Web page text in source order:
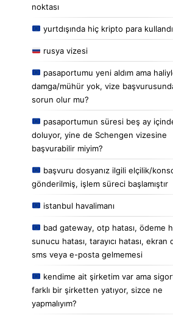
noktası
yurtdışında hiç kripto para
rusya vizesi
pasaportumu yeni aldım ama
damga/mühür yok, vize
sorun olur mu?
pasaportumun süresi beş ay
doluyor, yine de Schengen vizesine
başvurabilir miyim?
başvuru dosyanız ilgili elçilik/
gönderilmiş, işlem süreci başlamıştır
istanbul havalimanı
bad gateway, otp hatası, ödeme
sunucu hatası, tarayıcı hatası, ekran
sms veya e-posta gelmemesi
kendime ait şirketim var ama
farklı bir şirketten yatıyor, sizce ne
yapmalıyım?